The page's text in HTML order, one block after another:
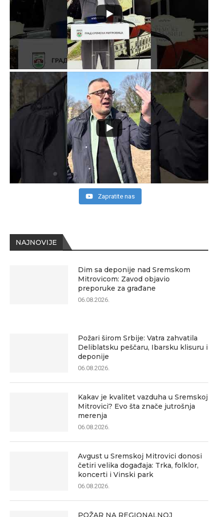
NAJNOVIJE
Dim sa deponije nad Sremskom
Mitrovicom: Zavod objavio
preporuke za građane
06.08.2026.
Požari širom Srbije: Vatra zahvatila
Deliblatsku peščaru, Ibarsku klisuru i
deponije
06.08.2026.
Kakav je kvalitet vazduha u Sremskoj
Mitrovici? Evo šta znače jutrošnja
merenja
06.08.2026.
Avgust u Sremskoj Mitrovici donosi
četiri velika događaja: Trka, folklor,
koncerti i Vinski park
06.08.2026.
POŽAR NA REGIONALNOJ
Zapratite nas